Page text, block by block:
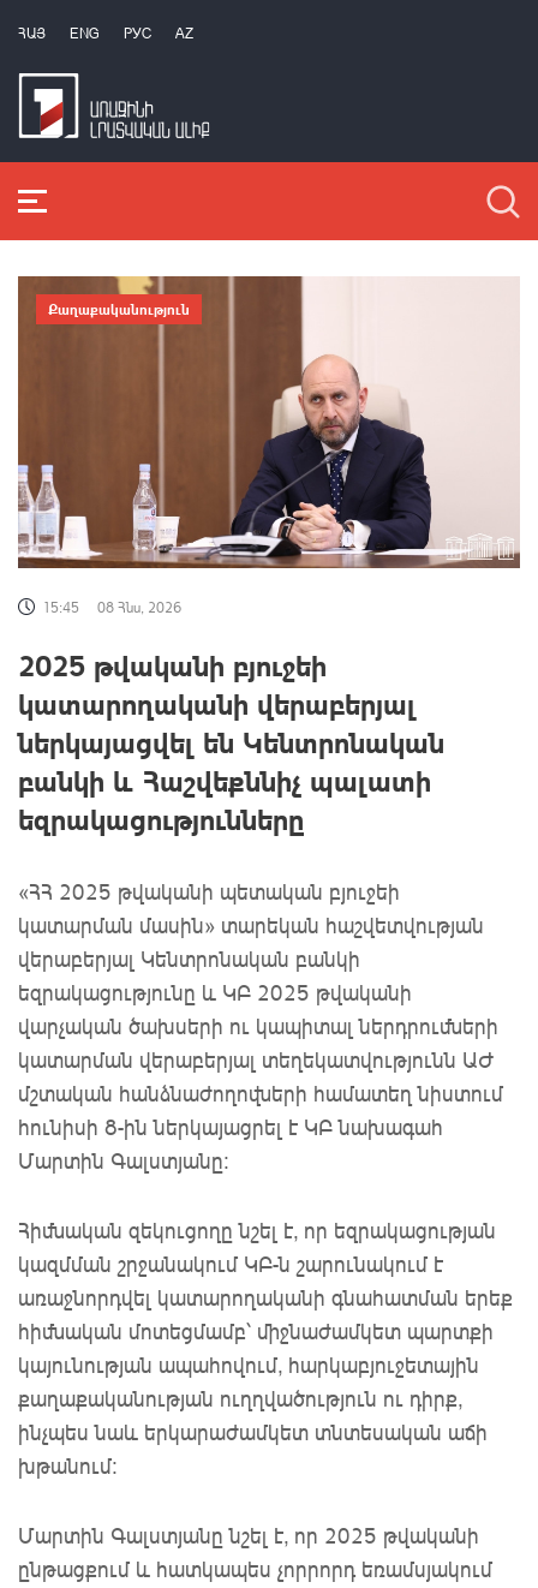
ՀԱՅ ENG РУС AZ
Քաղաքականություն
15:45 08 Հնս, 2026
2025 թվականի բյուջեի
կատարողականի վերաբերյալ
ներկայացվել են Կենտրոնական
բանկի և Հաշվեքննիչ պալատի
եզրակացությունները
«ՀՀ 2025 թվականի պետական բյուջեի
կատարման մասին» տարեկան հաշվետվության
վերաբերյալ Կենտրոնական բանկի
եզրակացությունը և ԿԲ 2025 թվականի
վարչական ծախսերի ու կապիտալ ներդրումների
կատարման վերաբերյալ տեղեկատվությունն ԱԺ
մշտական հանձնաժողովների համատեղ նիստում
հունիսի 8-ին ներկայացրել է ԿԲ նախագահ
Մարտին Գալստյանը:
Հիմնական զեկուցողը նշել է, որ եզրակացության
կազմման շրջանակում ԿԲ-ն շարունակում է
առաջնորդվել կատարողականի գնահատման երեք
հիմնական մոտեցմամբ՝ միջնաժամկետ պարտքի
կայունության ապահովում, հարկաբյուջետային
քաղաքականության ուղղվածություն ու դիրք,
ինչպես նաև երկարաժամկետ տնտեսական աճի
խթանում:
Մարտին Գալստյանը նշել է, որ 2025 թվականի
ընթացքում և հատկապես չորրորդ եռամսյակում